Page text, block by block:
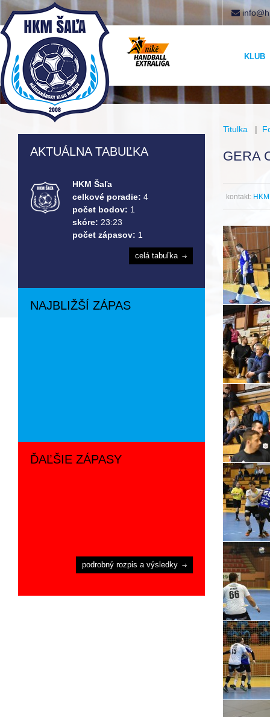
KLUB
Titulka |
GERA
kontakt:
AKTUÁLNA TABUĽKA
HKM Šaľa
celkové poradie: 4
počet bodov: 1
skóre: 23:23
počet zápasov: 1
celá tabuľka
NAJBLIŽŠÍ ZÁPAS
ĎAĽŠIE ZÁPASY
podrobný rozpis a výsledky